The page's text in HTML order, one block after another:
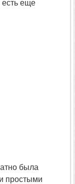
есть еще
была
простыми